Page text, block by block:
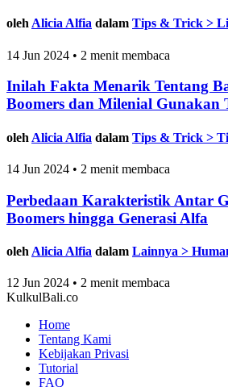
oleh Alicia Alfia dalam Tips & Trick >
14 Jun 2024 • 2 menit membaca
Inilah Fakta Menarik Tentang
Boomers dan Milenial Gunakan
oleh Alicia Alfia dalam Tips & Trick >
14 Jun 2024 • 2 menit membaca
Perbedaan Karakteristik Antar
Boomers hingga Generasi Alfa
oleh Alicia Alfia dalam Lainnya >
12 Jun 2024 • 2 menit membaca
KulkulBali.co
Home
Tentang Kami
Kebijakan Privasi
Tutorial
FAQ